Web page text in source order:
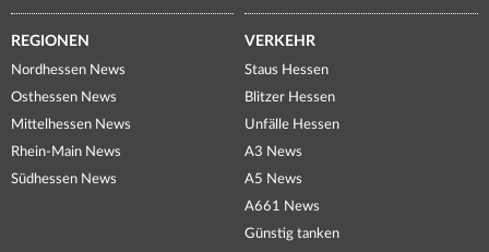
REGIONEN
Nordhessen News
Osthessen News
Mittelhessen News
Rhein-Main News
Südhessen News
VERKEHR
Staus Hessen
Blitzer Hessen
Unfälle Hessen
A3 News
A5 News
A661 News
Günstig tanken